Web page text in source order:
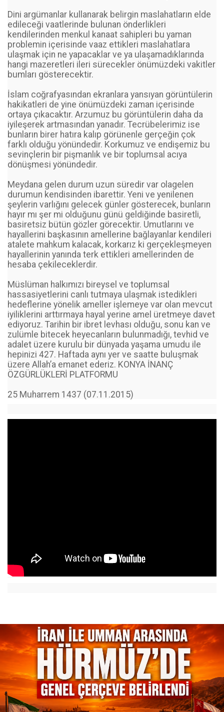
Dini argümanlar kullanarak belirgin maslahatların elde
edileceği vaatlerinde bulunan önderlikleri
kendilerinden menkul kanaat sahipleri bu yaman
problemin içerisinde vaaz ettikleri maslahatlara
ulaşmak için ne yapacaklar ve ya ulaşamadıklarında
hangi mazeretleri ileri sürecekler önümüzdeki vakitler
bumları gösterecektir.
İslam coğrafyasından ekranlara yansıyan görüntülerin
hakikatleri de yine önümüzdeki zaman içerisinde
ortaya çıkacaktır. Arzumuz bu görüntülerin daha da
iyileşerek artmasından yanadır. Tecrübelerimiz ise
bunların birer hatıra kalıp görünenle gerçeğin çok
farklı olduğu yönündedir. Korkumuz ve endişemiz bu
sevinçlerin bir pişmanlık ve bir toplumsal acıya
dönüşmesi yönündedir.
Meydana gelen durum uzun süredir var olagelen
durumun kendisinden ibarettir. Yeni ve yenilenen
şeylerin varlığını gelecek günler gösterecek, bunların
hayır mı şer mi olduğunu günü geldiğinde basiretli,
basiretsiz bütün gözler görecektir. Umutlarını ve
hayallerini başkasının amellerine bağlayanlar kendileri
atalete mahkum kalacak, korkarız ki gerçekleşmeyen
hayallerinin yanında terk ettikleri amellerinden de
hesaba çekileceklerdir.
Müslüman halkımızı bireysel ve toplumsal
hassasiyetlerini canlı tutmaya ulaşmak istedikleri
hedeflerine yönelik ameller işlemeye var olan mevcut
iyiliklerini arttırmaya hayal yerine amel üretmeye davet
ediyoruz. Tarihin bir ibret levhası olduğu, sonu kan ve
zulümle bitecek heyecanların bulunmadığı, tevhid ve
adalet üzere kurulu bir dünyada yaşama umudu ile
hepinizi 427. Haftada aynı yer ve saatte buluşmak
üzere Allah’a emanet ederiz. KONYA İNANÇ
ÖZGÜRLÜKLERİ PLATFORMU
25 Muharrem 1437 (07.11.2015)